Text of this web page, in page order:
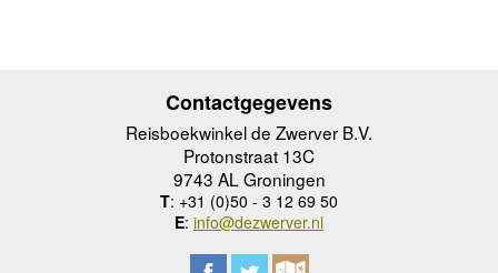
Contactgegevens
Reisboekwinkel de Zwerver B.V.
Protonstraat 13C
9743 AL Groningen
T: +31 (0)50 - 3 12 69 50
E: info@dezwerver.nl